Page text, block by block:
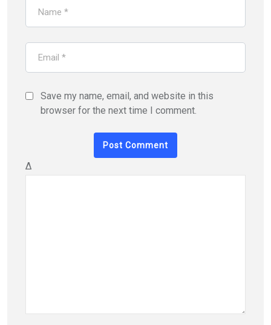
Save my name, email, and website in this
browser for the next time I comment.
Δ